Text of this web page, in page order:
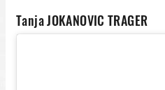
Tanja JOKANOVIC TRAGER